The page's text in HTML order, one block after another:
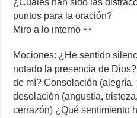
¿Cuáles han sido las
puntos para la oración?
Miro a lo interno
Mociones: ¿He sentido
notado la presencia de
de mí? Consolación (alegría,
desolación (angustia,
cerrazón) ¿Qué sentimiento